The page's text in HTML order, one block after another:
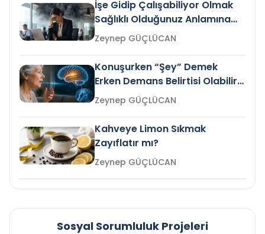
İşe Gidip Çalışabiliyor Olmak
Sağlıklı Olduğunuz Anlamına
Gelir mi?Zeynep GÜÇLÜCAN
Konuşurken “Şey” Demek
Erken Demans Belirtisi Olabilir
mi?
Zeynep GÜÇLÜCAN
Kahveye Limon Sıkmak
Zayıflatır mı?
Zeynep GÜÇLÜCAN
Sosyal Sorumluluk Projeleri